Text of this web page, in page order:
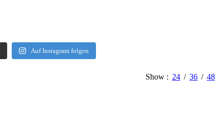
Auf Instagram folgen
Show 24 36 48